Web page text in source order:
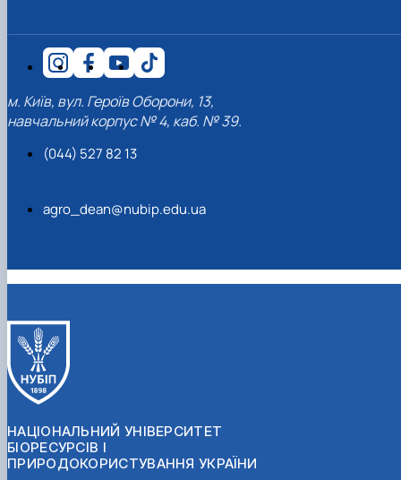
м. Київ, вул. Героїв Оборони, 13,
навчальний корпус № 4, каб. № 39.
(044) 527 82 13
agro_dean@nubip.edu.ua
НАЦІОНАЛЬНИЙ УНІВЕРСИТЕТ
БІОРЕСУРСІВ І
ПРИРОДОКОРИСТУВАННЯ УКРАЇНИ